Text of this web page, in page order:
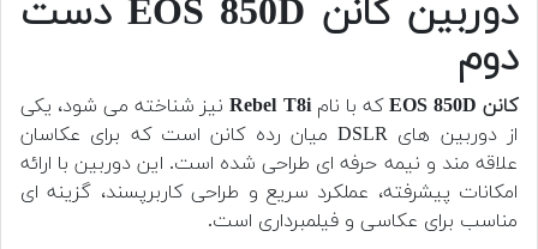
دوربین کانن EOS 850D دست
دوم
کانن EOS 850D که با نامRebel T8iنیز شناخته می شود، یکی
از دوربین های DSLR میان رده کانن است که برای عکاسان
علاقه مند و نیمه حرفه ای طراحی شده است. این دوربین با ارائه
امکانات پیشرفته، عملکرد سریع و طراحی کاربرپسند، گزینه ای
مناسب برای عکاسی و فیلمبرداری است.